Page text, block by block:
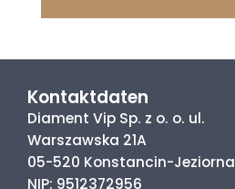
Kontaktdaten
Diament Vip Sp. z o. o. ul.
Warszawska 21A
05-520 Konstancin-Jeziorna
NIP: 9512372956